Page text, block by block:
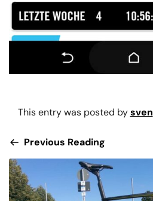
This entry was posted bysven
Previous Reading